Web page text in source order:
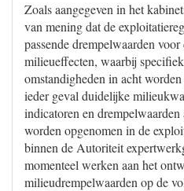
Zoals aangegeven in het
van mening dat de
passende drempelwaarden
milieueffecten, waarbij
omstandigheden in acht
ieder geval duidelijke
indicatoren en
worden opgenomen in de
binnen de Autoriteit
momenteel werken aan het
milieudrempelwaarden op de